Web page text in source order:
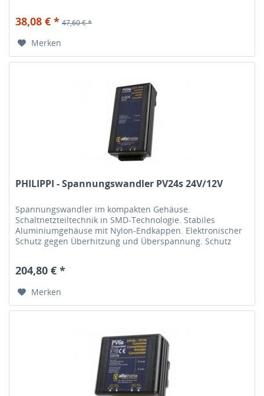
38,08 € * 47,60 € *
Merken
PHILIPPI - Spannungswandler PV24s 24V/12V
Spannungswandler im kompakten Gehäuse.
Schaltnetzteiltechnik in SMD-Technologie. Stabiles
Aluminiumgehäuse mit Nylon-Endkappen. Elektronischer
Schutz gegen Überhitzung und Überspannung. Schutz
204,80 € *
Merken